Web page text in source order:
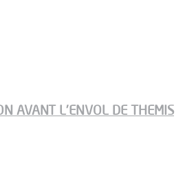
AVANT L’ENVOL DE THEMIS